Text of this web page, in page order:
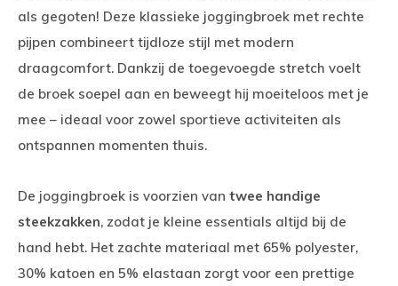
als gegoten! Deze klassieke joggingbroek met rechte
pijpen combineert tijdloze stijl met modern
draagcomfort. Dankzij de toegevoegde stretch voelt
de broek soepel aan en beweegt hij moeiteloos met je
mee – ideaal voor zowel sportieve activiteiten als
ontspannen momenten thuis.
De joggingbroek is voorzien van twee handige
steekzakken, zodat je kleine essentials altijd bij de
hand hebt. Het zachte materiaal met 65% polyester,
30% katoen en 5% elastaan zorgt voor een prettige